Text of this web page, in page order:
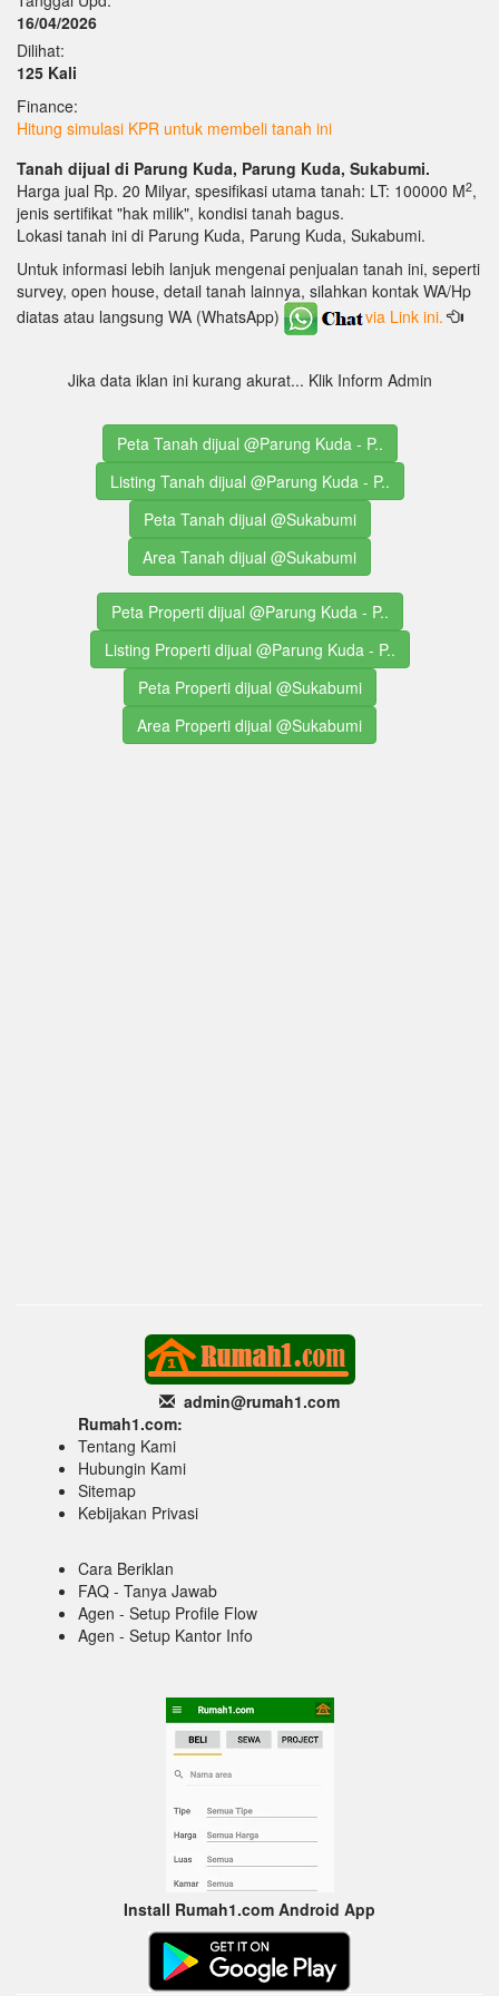
16/04/2026
Dilihat:
125 Kali
Finance:
Hitung simulasi KPR untuk membeli tanah ini
Tanah dijual di Parung Kuda, Parung Kuda, Sukabumi.
Harga jual Rp. 20 Milyar, spesifikasi utama tanah: LT: 100000 M2,
jenis sertifikat "hak milik", kondisi tanah bagus.
Lokasi tanah ini di Parung Kuda, Parung Kuda, Sukabumi.
Untuk informasi lebih lanjuk mengenai penjualan tanah ini, seperti
survey, open house, detail tanah lainnya, silahkan kontak WA/Hp
diatas atau langsung WA (WhatsApp)
via Link ini.
Jika data iklan ini kurang akurat... Klik Inform Admin
Peta Tanah dijual @Parung Kuda - P..
Listing Tanah dijual @Parung Kuda - P..
Peta Tanah dijual @Sukabumi
Area Tanah dijual @Sukabumi
Peta Properti dijual @Parung Kuda - P..
Listing Properti dijual @Parung Kuda - P..
Peta Properti dijual @Sukabumi
Area Properti dijual @Sukabumi
admin@rumah1.com
Rumah1.com:
Tentang Kami
Hubungin Kami
Sitemap
Kebijakan Privasi
Cara Beriklan
FAQ - Tanya Jawab
Agen - Setup Profile Flow
Agen - Setup Kantor Info
Install Rumah1.com Android App